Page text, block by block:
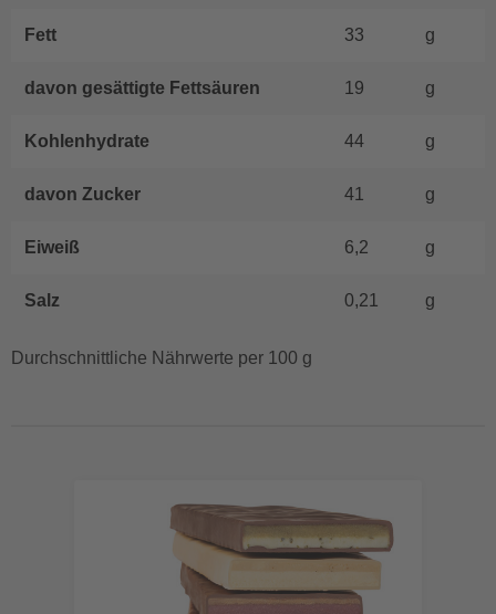
Fett 33 g
davon gesättigte Fettsäuren 19 g
Kohlenhydrate 44 g
davon Zucker 41 g
Eiweiß 6,2 g
Salz 0,21 g
Durchschnittliche Nährwerte per 100 g